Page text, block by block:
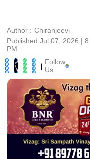
Author : Chiranjeevi
Published Jul 07, 2026 |
PM
| Follow
Us